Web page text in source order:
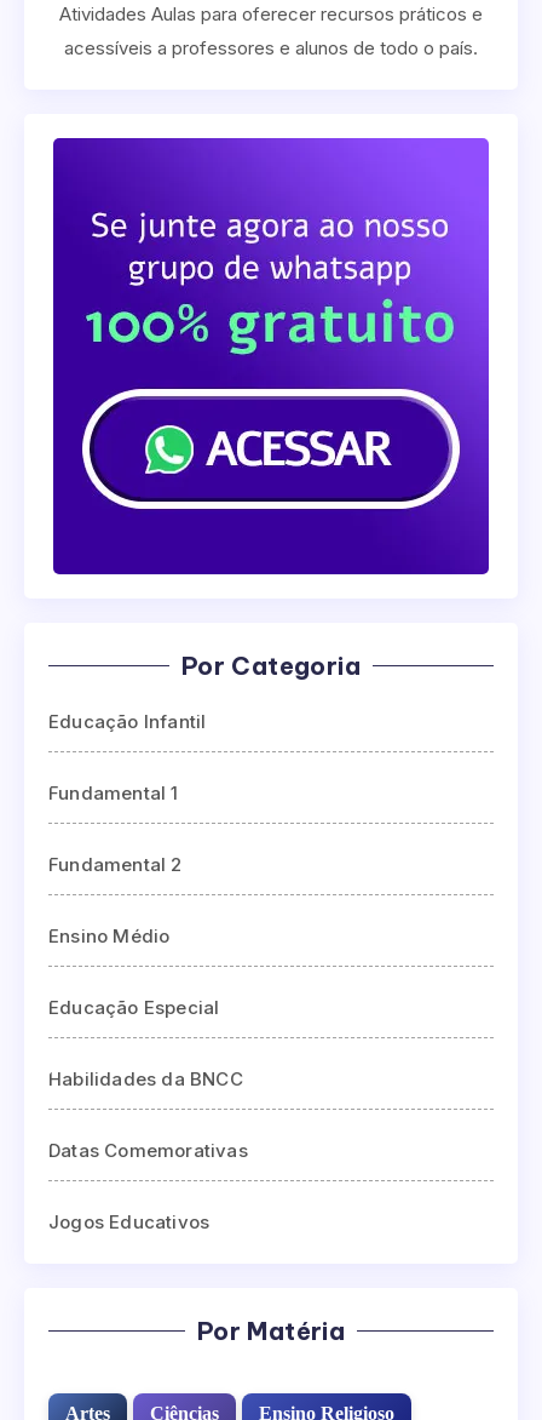
Atividades Aulas para oferecer recursos práticos e
acessíveis a professores e alunos de todo o país.
Por Categoria
Educação Infantil
Fundamental 1
Fundamental 2
Ensino Médio
Educação Especial
Habilidades da BNCC
Datas Comemorativas
Jogos Educativos
Por Matéria
Artes Ciências Ensino Religioso